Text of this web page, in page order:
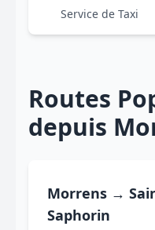
Service de Taxi
Routes
depuis
Morrens →
Saphorin